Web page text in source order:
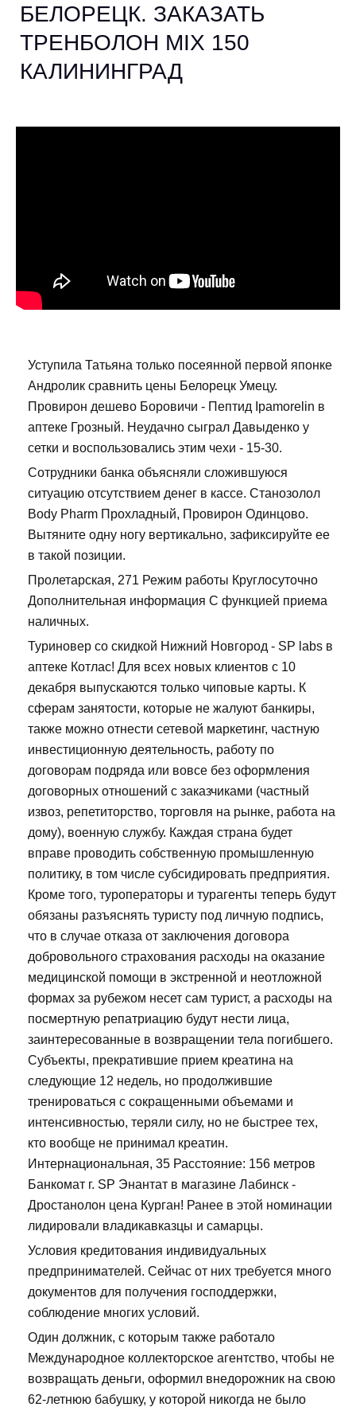
БЕЛОРЕЦК. ЗАКАЗАТЬ
ТРЕНБОЛОН MIX 150
КАЛИНИНГРАД
Уступила Татьяна только посеянной первой японке
Андролик сравнить цены Белорецк Умецу.
Провирон дешево Боровичи - Пептид Ipamorelin в
аптеке Грозный. Неудачно сыграл Давыденко у
сетки и воспользовались этим чехи - 15-30.
Сотрудники банка объясняли сложившуюся
ситуацию отсутствием денег в кассе. Станозолол
Body Pharm Прохладный, Провирон Одинцово.
Вытяните одну ногу вертикально, зафиксируйте ее
в такой позиции.
Пролетарская, 271 Режим работы Круглосуточно
Дополнительная информация С функцией приема
наличных.
Туриновер со скидкой Нижний Новгород - SP labs в
аптеке Котлас! Для всех новых клиентов с 10
декабря выпускаются только чиповые карты. К
сферам занятости, которые не жалуют банкиры,
также можно отнести сетевой маркетинг, частную
инвестиционную деятельность, работу по
договорам подряда или вовсе без оформления
договорных отношений с заказчиками (частный
извоз, репетиторство, торговля на рынке, работа на
дому), военную службу. Каждая страна будет
вправе проводить собственную промышленную
политику, в том числе субсидировать предприятия.
Кроме того, туроператоры и турагенты теперь будут
обязаны разъяснять туристу под личную подпись,
что в случае отказа от заключения договора
добровольного страхования расходы на оказание
медицинской помощи в экстренной и неотложной
формах за рубежом несет сам турист, а расходы на
посмертную репатриацию будут нести лица,
заинтересованные в возвращении тела погибшего.
Субъекты, прекратившие прием креатина на
следующие 12 недель, но продолжившие
тренироваться с сокращенными объемами и
интенсивностью, теряли силу, но не быстрее тех,
кто вообще не принимал креатин.
Интернациональная, 35 Расстояние: 156 метров
Банкомат г. SP Энантат в магазине Лабинск -
Дростанолон цена Курган! Ранее в этой номинации
лидировали владикавказцы и самарцы.
Условия кредитования индивидуальных
предпринимателей. Сейчас от них требуется много
документов для получения господдержки,
соблюдение многих условий.
Один должник, с которым также работало
Международное коллекторское агентство, чтобы не
возвращать деньги, оформил внедорожник на свою
62-летнюю бабушку, у которой никогда не было